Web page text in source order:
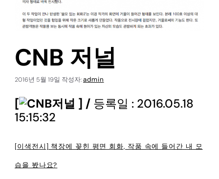
CNB 저널
2016년 5월 19일 작성자:admin
[ ] / 등록일 : 2016.05.18
15:15:32
[이색전시] 책장에 꽂힌 평면 회화, 작품 속에 들어간 내 모
습을 봤나요?